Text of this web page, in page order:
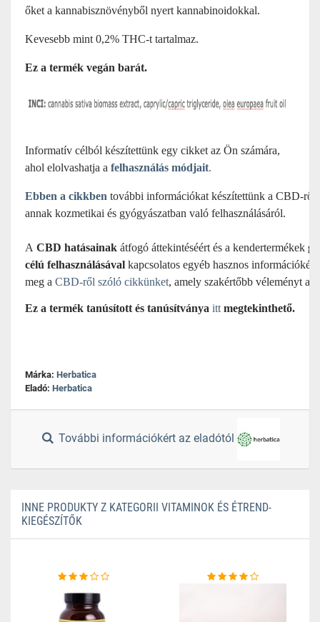
őket a kannabisznövényből nyert kannabinoidokkal.
Kevesebb mint 0,2% THC-t tartalmaz.
Ez a termék vegán barát.
Informatív célból készítettünk egy cikket az Ön számára,
ahol elolvashatja a felhasználás módjait.
Ebben a cikkben további információkat készítettünk a CBD-ről
annak kozmetikai és gyógyászatban való felhasználásáról.
A CBD hatásainak átfogó áttekintéséért és a kendertermékek
célú felhasználásával kapcsolatos egyéb hasznos
meg a CBD-ről szóló cikkünket, amely szakértőbb véleményt ad.
Ez a termék tanúsított és tanúsítványa itt megtekinthető.
Márka: Herbatica
Eladó: Herbatica
További információkért az eladótól
INNE PRODUKTY Z KATEGORII VITAMINOK ÉS ÉTREND-
KIEGÉSZÍTŐK